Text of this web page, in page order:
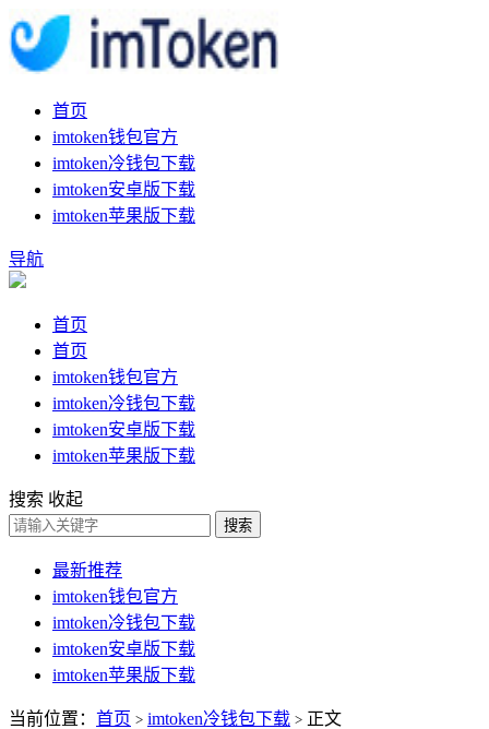
首页
imtoken钱包官方
imtoken冷钱包下载
imtoken安卓版下载
imtoken苹果版下载
导航
首页
首页
imtoken钱包官方
imtoken冷钱包下载
imtoken安卓版下载
imtoken苹果版下载
搜索 收起
搜索
最新推荐
imtoken钱包官方
imtoken冷钱包下载
imtoken安卓版下载
imtoken苹果版下载
当前位置： 首页 > imtoken冷钱包下载 > 正文